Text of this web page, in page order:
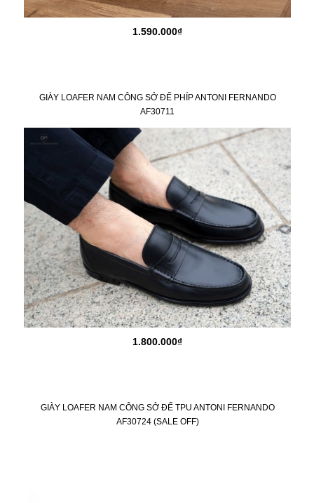
1.590.000₫
GIÀY LOAFER NAM CÔNG SỞ ĐẾ PHÍP ANTONI FERNANDO
AF30711
1.800.000₫
GIÀY LOAFER NAM CÔNG SỞ ĐẾ TPU ANTONI FERNANDO
AF30724 (SALE OFF)